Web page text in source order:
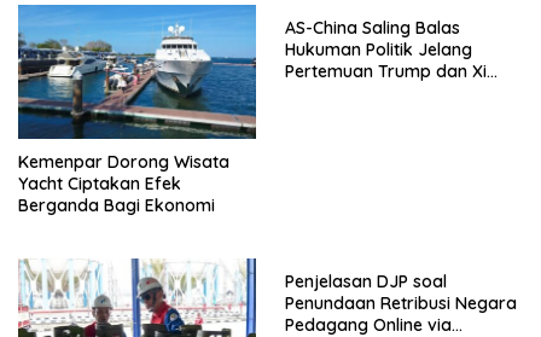
Kemenpar Dorong Wisata
Yacht Ciptakan Efek
Berganda Bagi Ekonomi
AS-China Saling Balas
Hukuman Politik Jelang
Pertemuan Trump dan Xi
Penjelasan DJP soal
Penundaan Retribusi Negara
Pedagang Online via